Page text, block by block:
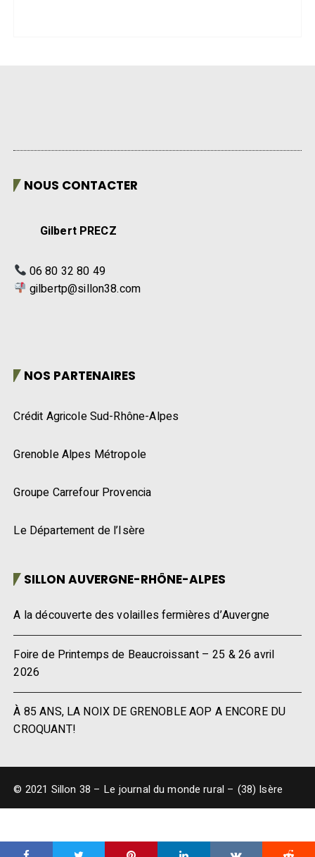
NOUS CONTACTER
Gilbert PRECZ
06 80 32 80 49
gilbertp@sillon38.com
NOS PARTENAIRES
Crédit Agricole Sud-Rhône-Alpes
Grenoble Alpes Métropole
Groupe Carrefour Provencia
Le Département de l’Isère
SILLON AUVERGNE-RHÔNE-ALPES
A la découverte des volailles fermières d’Auvergne
Foire de Printemps de Beaucroissant – 25 & 26 avril
2026
À 85 ANS, LA NOIX DE GRENOBLE AOP A ENCORE DU
CROQUANT!
© 2021 Sillon 38 – Le journal du monde rural – (38) Isère